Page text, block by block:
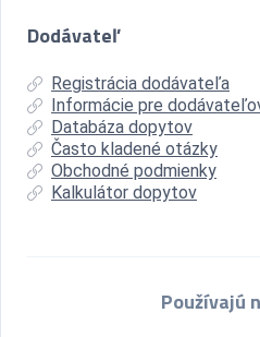
Dodávateľ
Registrácia dodávateľa
Informácie pre
Databáza dopytov
Často kladené otázky
Obchodné podmienky
Kalkulátor dopytov
Používajú